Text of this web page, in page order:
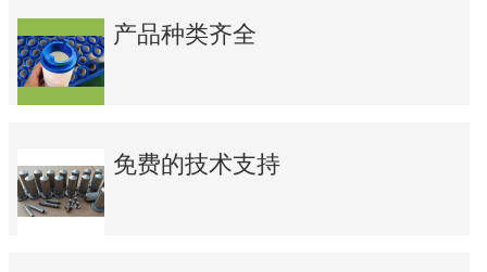
产品种类齐全
免费的技术支持